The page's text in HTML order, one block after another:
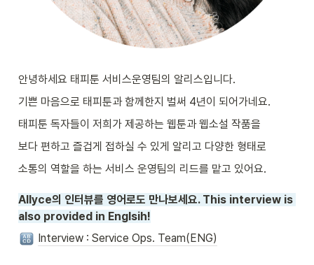
안녕하세요 태피툰 서비스운영팀의 알리스입니다.
기쁜 마음으로 태피툰과 함께한지 벌써 4년이 되어가네요.
태피툰 독자들이 저희가 제공하는 웹툰과 웹소설 작품을
보다 편하고 즐겁게 접하실 수 있게 알리고 다양한 형태로
소통의 역할을 하는 서비스 운영팀의 리드를 맡고 있어요.
Allyce의 인터뷰를 영어로도 만나보세요. This interview is
also provided in Englsih!
Interview : Service Ops. Team(ENG)